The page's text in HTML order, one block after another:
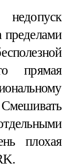
пределами
прямая
плохая